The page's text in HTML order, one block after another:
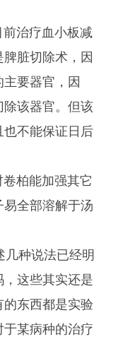
治疗血小板减
脏切除术，因
要器官，因
除该器官。但该
不能保证日后
柏能加强其它
全部溶解于汤
种说法已经明
这些其实还是
东西都是实验
某病种的治疗